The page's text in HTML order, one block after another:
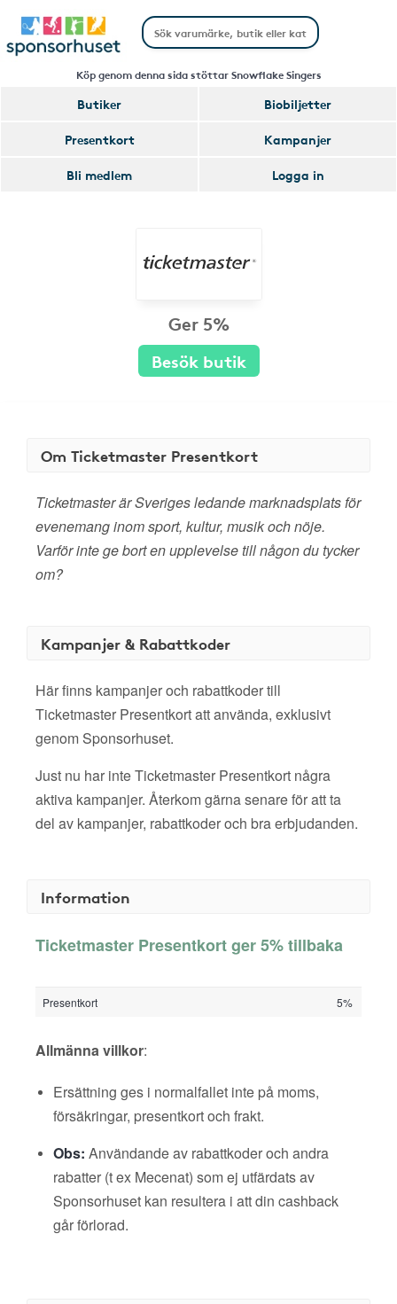
Köp genom denna sida stöttar Snowflake Singers
Butiker
Biobiljetter
Presentkort
Kampanjer
Bli medlem
Logga in
Ger 5%
Besök butik
Om Ticketmaster Presentkort
Ticketmaster är Sveriges ledande marknadsplats för
evenemang inom sport, kultur, musik och nöje.
Varför inte ge bort en upplevelse till någon du tycker
om?
Kampanjer & Rabattkoder
Här finns kampanjer och rabattkoder till
Ticketmaster Presentkort att använda, exklusivt
genom Sponsorhuset.
Just nu har inte Ticketmaster Presentkort några
aktiva kampanjer. Återkom gärna senare för att ta
del av kampanjer, rabattkoder och bra erbjudanden.
Information
Ticketmaster Presentkort ger 5% tillbaka
Presentkort 5%
Allmänna villkor:
Ersättning ges i normalfallet inte på moms,
försäkringar, presentkort och frakt.
Obs: Användande av rabattkoder och andra
rabatter (t ex Mecenat) som ej utfärdats av
Sponsorhuset kan resultera i att din cashback
går förlorad.